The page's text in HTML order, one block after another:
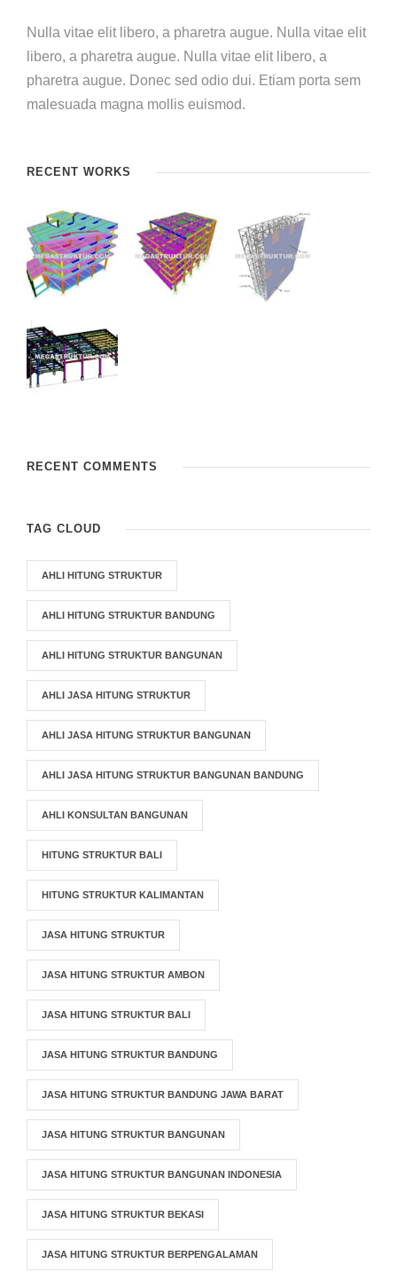
Nulla vitae elit libero, a pharetra augue. Nulla vitae elit
libero, a pharetra augue. Nulla vitae elit libero, a
pharetra augue. Donec sed odio dui. Etiam porta sem
malesuada magna mollis euismod.
RECENT WORKS
RECENT COMMENTS
TAG CLOUD
AHLI HITUNG STRUKTUR
AHLI HITUNG STRUKTUR BANDUNG
AHLI HITUNG STRUKTUR BANGUNAN
AHLI JASA HITUNG STRUKTUR
AHLI JASA HITUNG STRUKTUR BANGUNAN
AHLI JASA HITUNG STRUKTUR BANGUNAN BANDUNG
AHLI KONSULTAN BANGUNAN
HITUNG STRUKTUR BALI
HITUNG STRUKTUR KALIMANTAN
JASA HITUNG STRUKTUR
JASA HITUNG STRUKTUR AMBON
JASA HITUNG STRUKTUR BALI
JASA HITUNG STRUKTUR BANDUNG
JASA HITUNG STRUKTUR BANDUNG JAWA BARAT
JASA HITUNG STRUKTUR BANGUNAN
JASA HITUNG STRUKTUR BANGUNAN INDONESIA
JASA HITUNG STRUKTUR BEKASI
JASA HITUNG STRUKTUR BERPENGALAMAN